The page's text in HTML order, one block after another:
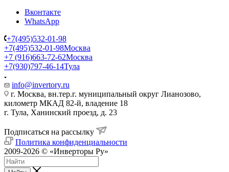
Вконтакте
WhatsApp
+7(495)532-01-98
+7(495)532-01-98Москва
+7 (916)663-72-62Москва
+7(930)797-46-14Тула
info@invertory.ru
г. Москва, вн.тер.г. муниципальный округ Лианозово,
километр МКАД 82-й, владение 18
г. Тула, Ханинский проезд, д. 23
Подписаться на рассылку
Политика конфиденциальности
2009-2026 © «Инверторы Ру»